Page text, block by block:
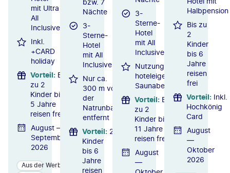
mit Ultra
All
Inclusive
Inkl.
+CARD
holiday
Vorteil: Bis
zu 2
Kinder bis
5 Jahre
reisen frei
August —
September
2026
Aus der Werbung
bzw. 7
Nächte
3-
Sterne-
Hotel
mit All
Inclusive
Nur ca.
300 m von
der
Natrunbahn
entfernt
Vorteil: 2
Kinder
bis 6
Jahre
reisen
3-
Sterne-
Hotel
mit All
Inclusive
Nutzung des
hoteleigenen
Saunabereichs
Vorteil: Bis
zu 2
Kinder bis
11 Jahre
reisen frei
August
—
Halbpension
Bis zu
2
Kinder
bis 6
Jahre
reisen
frei
Vorteil: Inkl.
Hochkönig
Card
August
—
Oktober
2026